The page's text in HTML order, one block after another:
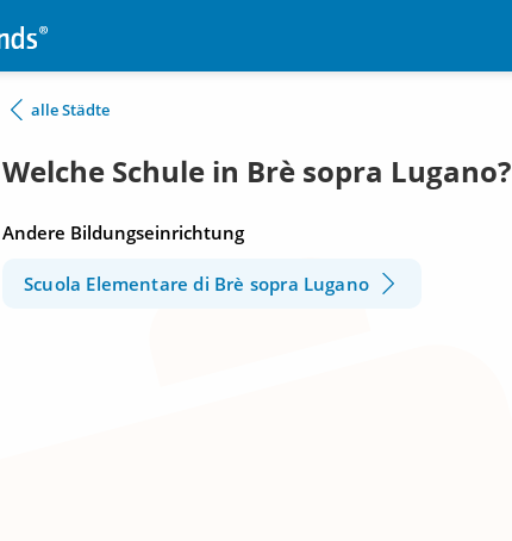
alle Städte
Welche Schule in Brè sopra Lugano?
Andere Bildungseinrichtung
Scuola Elementare di Brè sopra Lugano